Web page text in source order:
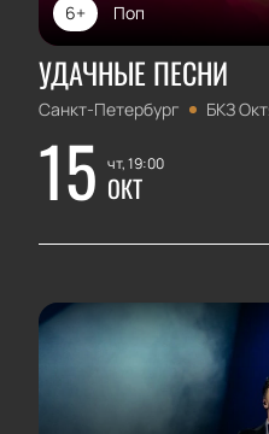
Поп
6+
УДАЧНЫЕ ПЕСНИ
Санкт-Петербург БКЗ
15 чт, 19:00
ОКТ